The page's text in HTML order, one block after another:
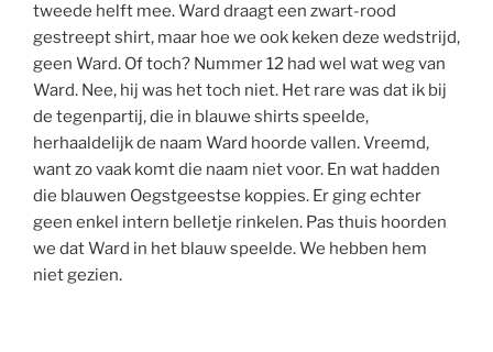
tweede helft mee. Ward draagt een zwart-rood
gestreept shirt, maar hoe we ook keken deze wedstrijd,
geen Ward. Of toch? Nummer 12 had wel wat weg van
Ward. Nee, hij was het toch niet. Het rare was dat ik bij
de tegenpartij, die in blauwe shirts speelde,
herhaaldelijk de naam Ward hoorde vallen. Vreemd,
want zo vaak komt die naam niet voor. En wat hadden
die blauwen Oegstgeestse koppies. Er ging echter
geen enkel intern belletje rinkelen. Pas thuis hoorden
we dat Ward in het blauw speelde. We hebben hem
niet gezien.